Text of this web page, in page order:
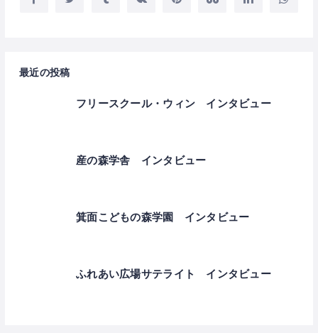
最近の投稿
フリースクール・ウィン インタビュー
産の森学舎 インタビュー
箕面こどもの森学園 インタビュー
ふれあい広場サテライト インタビュー